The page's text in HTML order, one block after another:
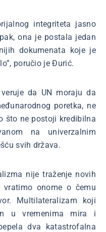
integriteta jasno
ona je postala jedan
dokumenata koje je
poručio je Đurić.
da UN moraju da
poretka, ne
što ne postoji kredibilna
na univerzalnim
svih država.
nije traženje novih
onome o čemu
Multilateralizam koji
u vremenima mira i
dva katastrofalna